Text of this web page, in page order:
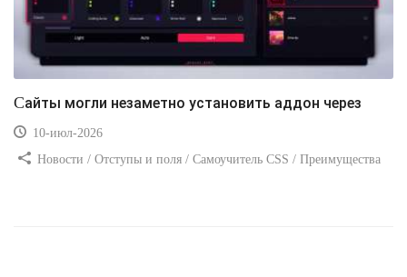
Сайты могли незаметно установить аддон через
10-июл-2026
Новости / Отступы и поля / Самоучитель CSS / Преимущества